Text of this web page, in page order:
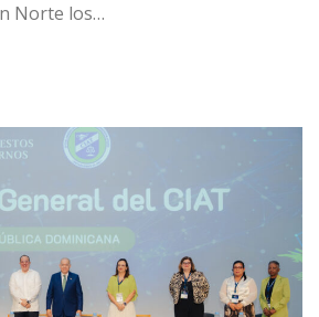
Norte los…